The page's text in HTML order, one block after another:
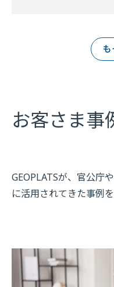
も
お客さま事
GEOPLATSが、官公庁
に活用されてきた事例